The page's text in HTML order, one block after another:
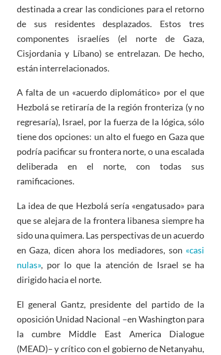
destinada a crear las condiciones para el retorno
de sus residentes desplazados. Estos tres
componentes israelíes (el norte de Gaza,
Cisjordania y Líbano) se entrelazan. De hecho,
están interrelacionados.
A falta de un «acuerdo diplomático» por el que
Hezbolá se retiraría de la región fronteriza (y no
regresaría), Israel, por la fuerza de la lógica, sólo
tiene dos opciones: un alto el fuego en Gaza que
podría pacificar su frontera norte, o una escalada
deliberada en el norte, con todas sus
ramificaciones.
La idea de que Hezbolá sería «engatusado» para
que se alejara de la frontera libanesa siempre ha
sido una quimera. Las perspectivas de un acuerdo
en Gaza, dicen ahora los mediadores, son «casi
nulas», por lo que la atención de Israel se ha
dirigido hacia el norte.
El general Gantz, presidente del partido de la
oposición Unidad Nacional –en Washington para
la cumbre Middle East America Dialogue
(MEAD)– y crítico con el gobierno de Netanyahu,